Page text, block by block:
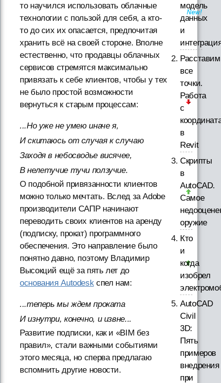
то научился использовать облачные
технологии с пользой для себя, а кто-
то до сих их опасается, предпочитая
хранить всё на своей стороне. Вполне
естественно, что продавцы облачных
сервисов стремятся максимально
привязать к себе клиентов, чтобы у тех
не было простой возможности
вернуться к старым процессам:
...Но уже не умею иначе я,
И скитаюсь от случая к случаю
Заходя в небосводье висячее,
В нелетучие тучи ползучие.
О подобной привязанности клиентов
можно только мечтать. Вслед за Adobe
производители САПР начинают
переводить своих клиентов на аренду
(подписку, прокат) программного
обеспечения. Это направление было
понятно давно, поэтому Владимир
Высокций ещё за пять лет до
основания Autodeskспел нам:
...теперь мы ждем проката
И изнутри, конечно, и извне...
Развитие подписки, как и «BIM без
правил», стали важными событиями
этого месяца, но сперва предлагаю
вспомнить другие новости.
модель
данных
и
Расставим
все
точки.
Работа
с
в
Revit
Скрипты
в
AutoCAD.
Самое
оружие
Кто
и
когда
изобрел
AutoCAD
Civil
3D:
Пять
примеров
внедрения
при